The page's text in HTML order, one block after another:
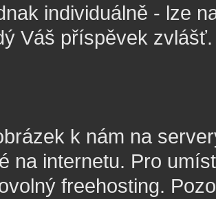
individuálně - lze
Váš příspěvek zvlášť.
k nám na
na internetu. Pro
freehosting.